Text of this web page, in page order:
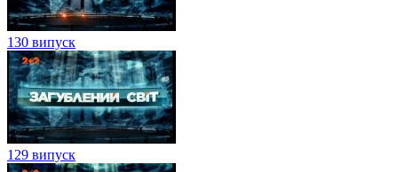
130 випуск
129 випуск